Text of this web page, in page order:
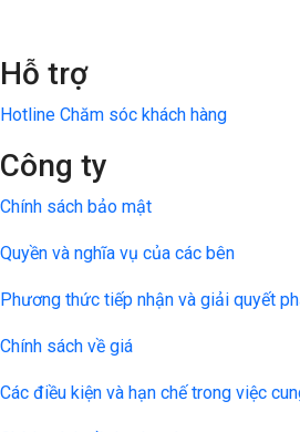
Hỗ trợ
Hotline Chăm sóc khách hàng
Công ty
Chính sách bảo mật
Quyền và nghĩa vụ của các bên
Phương thức tiếp nhận và giải quyết
Chính sách về giá
Các điều kiện và hạn chế trong việc